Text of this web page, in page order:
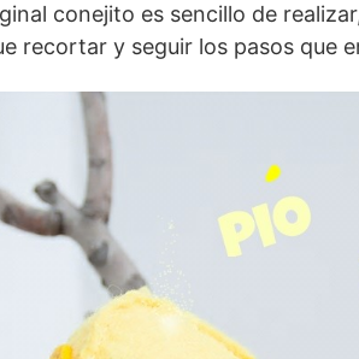
conejito es sencillo de
recortar y seguir los pasos que